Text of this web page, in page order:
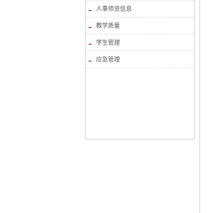
人事师资信息
教学质量
学生管理
应急管理